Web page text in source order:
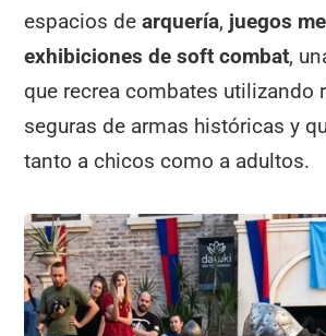
espacios dearquería, juegos
exhibiciones de soft combat,
que recrea combates utilizando
seguras de armas históricas y
tanto a chicos como a adultos.